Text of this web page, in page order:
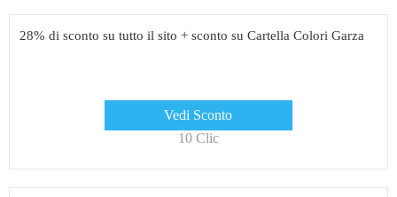
28% di sconto su tutto il sito + sconto su Cartella Colori Garza
Vedi Sconto
10 Clic